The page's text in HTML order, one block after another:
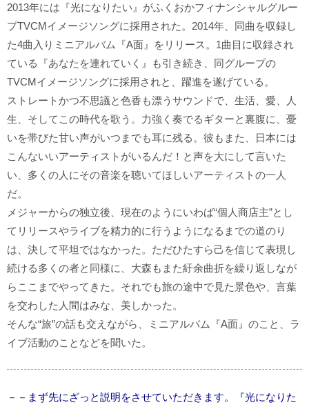
2013年には『光になりたい』がふくおかフィナンシャルグルー
プTVCMイメージソングに採用された。2014年、同曲を収録し
た4曲入りミニアルバム『A面』をリリース。1曲目に収録され
ている『あなたを連れていく』も引き続き、同グループの
TVCMイメージソングに採用されと、躍進を遂げている。
ストレートかつ不思議と色香も漂うサウンドで、生活、愛、人
生、そしてこの時代を歌う。力強く奏でるギターと裏腹に、憂
いを帯びた甘い声がいつまでも耳に残る。彼もまた、日本には
こんないいアーティストがいるんだ！と声を大にして言いた
い、多くの人にその音楽を聴いてほしいアーティストの一人
だ。
メジャーからの独立後、現在のようにいわば“個人商店主”とし
てリリースやライブを精力的に行うようになるまでの道のり
は、決して平坦ではなかった。ただひたすら己を信じて表現し
続ける多くの者と同様に、大森もまた紆余曲折を繰り返しなが
らここまでやってきた。それでも旅の途中で見た景色や、言葉
を交わした人間はみな、美しかった。
そんな“旅”の話も交えながら、ミニアルバム『A面』のこと、ラ
イブ活動のことなどを聞いた。
－－まず先にざっと説明をさせていただきます。『光になりた